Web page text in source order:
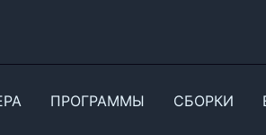
ПРОГРАММЫ СБОРКИ